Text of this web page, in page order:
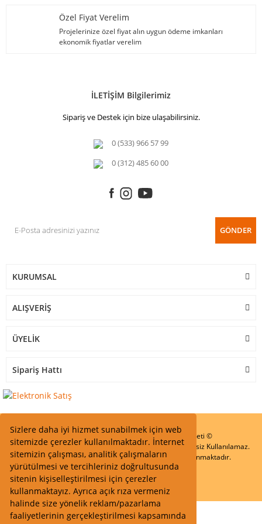
Sizlere daha iyi hizmet sunabilmek için web
sitemizde çerezler kullanılmaktadır. İnternet
sitemizin çalışması, analitik çalışmaların
yürütülmesi ve tercihleriniz doğrultusunda
sitenin kişiselleştirilmesi için çerezler
kullanmaktayız. Ayrıca açık rıza vermeniz
halinde size yönelik reklam/pazarlama
faaliyetlerinin gerçekleştirilmesi kapsamında
Özel Fiyat Verelim
Projelerinize özel fiyat alın uygun ödeme imkanları
ekonomik fiyatlar verelim
İLETİŞİM Bilgilerimiz
Sipariş ve Destek için bize ulaşabilirsiniz.
0 (533) 966 57 99
0 (312) 485 60 00
GÖNDER
KURUMSAL
ALIŞVERİŞ
ÜYELİK
Sipariş Hattı
Start Elektronik Sanayi ve Ticaret Limited Şirketi ©
Resimler Yazılar ve İçeriklerin Tüm hakları saklıdır ve İzinsiz Kullanılamaz.
Kredi kartı bilgileriniz 256bit SSL Sertifikası ile Korunmaktadır.